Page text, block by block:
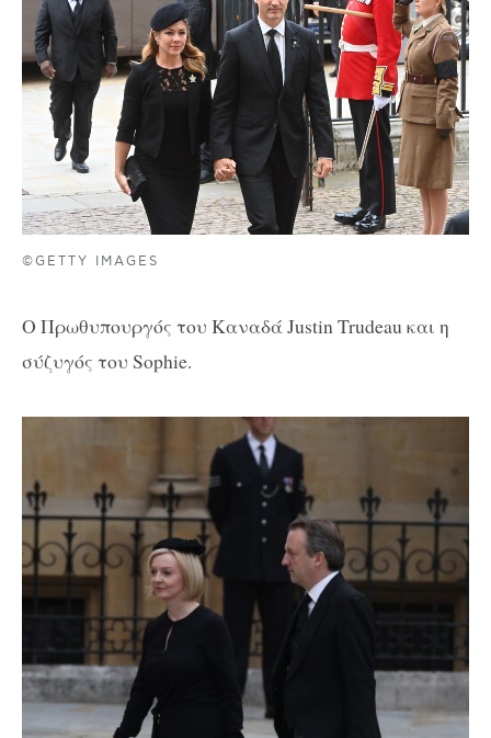
©GETTY IMAGES
Ο Πρωθυπουργός του Καναδά Justin Trudeau και η
σύζυγός του Sophie.